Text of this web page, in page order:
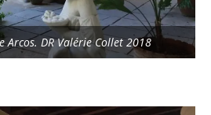
Arcos. DR Valérie Collet 2018